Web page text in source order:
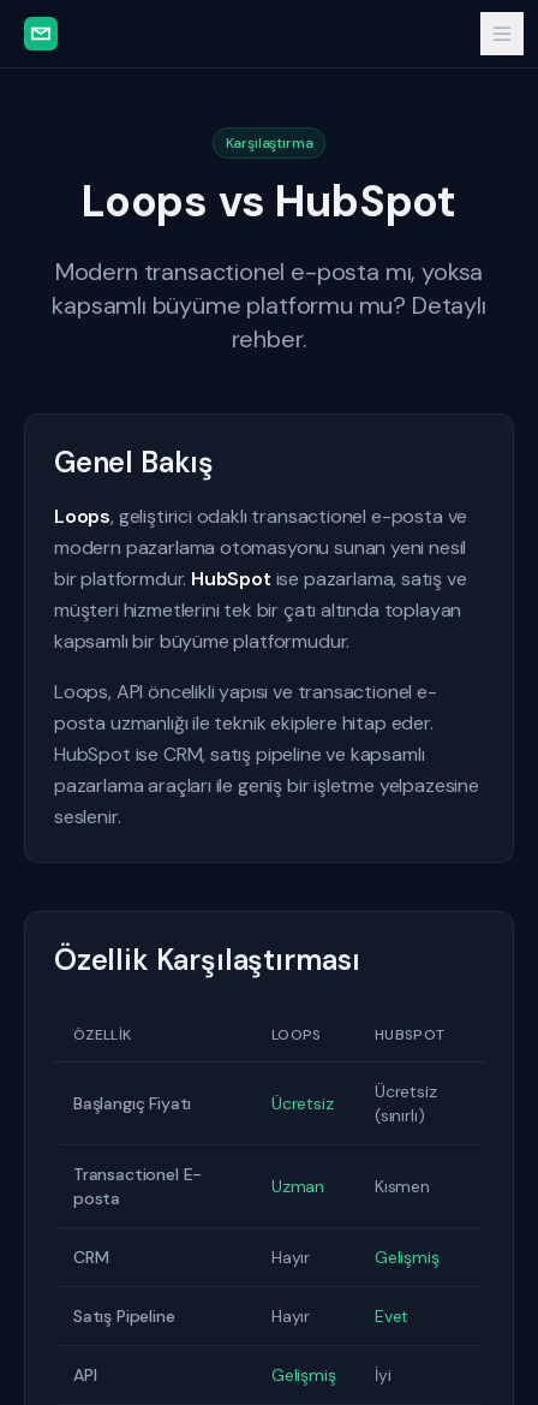
Karşılaştırma
Loops vs HubSpot
Modern transactionel e-posta mı, yoksa
kapsamlı büyüme platformu mu? Detaylı
rehber.
Genel Bakış
Loops, geliştirici odaklı transactionel e-posta ve
modern pazarlama otomasyonu sunan yeni nesil
bir platformdur. HubSpot ise pazarlama, satış ve
müşteri hizmetlerini tek bir çatı altında toplayan
kapsamlı bir büyüme platformudur.
Loops, API öncelikli yapısı ve transactionel e-
posta uzmanlığı ile teknik ekiplere hitap eder.
HubSpot ise CRM, satış pipeline ve kapsamlı
pazarlama araçları ile geniş bir işletme yelpazesine
seslenir.
Özellik Karşılaştırması
ÖZELLIK LOOPS HUBSPOT
Başlangıç Fiyatı Ücretsiz
Ücretsiz
(sınırlı)
Transactionel E-
posta
Uzman Kısmen
CRM Hayır Gelişmiş
Satış Pipeline Hayır Evet
API Gelişmiş İyi